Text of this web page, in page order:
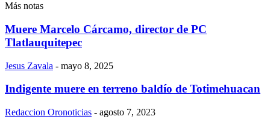
Más notas
Muere Marcelo Cárcamo, director de PC
Tlatlauquitepec
Jesus Zavala - mayo 8, 2025
Indigente muere en terreno baldío de Totimehuacan
Redaccion Oronoticias - agosto 7, 2023